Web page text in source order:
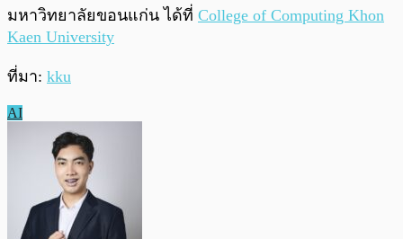
มหาวิทยาลัยขอนแก่น ได้ที่ College of Computing Khon
Kaen University
ที่มา: kku
AI